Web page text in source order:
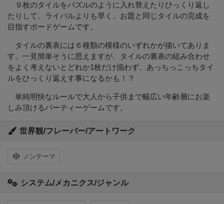
９枚のタイルをパズルのように入れ替えたりひっくり返し
たりして、ライバルよりも早く、お題と同じタイルの完成を
目指すボードゲームです。
タイルの裏表には６種類の模様のいずれかが描いてありま
す。一見簡単そうに思えますが、タイルの裏表の組み合わせ
をよく考えないとどれか1枚だけ揃わず、あっちっこっちタイ
ルをひっくり返えす事になるかも！？
単純明快なルールで大人から子供まで幅広い年齢層にお楽
しみ頂けるパーティーゲームです。
世界観/フレーバー/アートワーク
ノンテーマ
システム/メカニクス/ジャンル